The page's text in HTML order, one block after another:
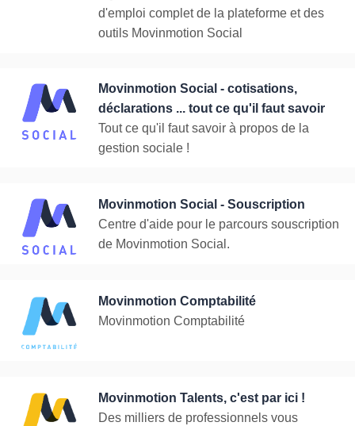
d'emploi complet de la plateforme et des
outils Movinmotion Social
Movinmotion Social - cotisations,
déclarations ... tout ce qu'il faut savoir
Tout ce qu'il faut savoir à propos de la
gestion sociale !
Movinmotion Social - Souscription
Centre d'aide pour le parcours souscription
de Movinmotion Social.
Movinmotion Comptabilité
Movinmotion Comptabilité
Movinmotion Talents, c'est par ici !
Des milliers de professionnels vous